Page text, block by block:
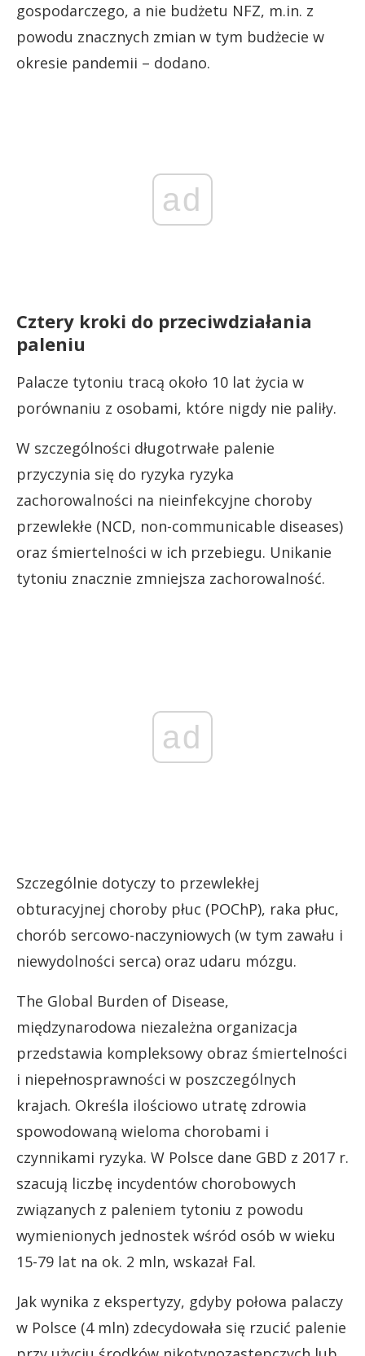
gospodarczego, a nie budżetu NFZ, m.in. z
powodu znacznych zmian w tym budżecie w
okresie pandemii – dodano.
ad
Cztery kroki do przeciwdziałania
paleniu
Palacze tytoniu tracą około 10 lat życia w
porównaniu z osobami, które nigdy nie paliły.
W szczególności długotrwałe palenie
przyczynia się do ryzyka ryzyka
zachorowalności na nieinfekcyjne choroby
przewlekłe (NCD, non-communicable diseases)
oraz śmiertelności w ich przebiegu. Unikanie
tytoniu znacznie zmniejsza zachorowalność.
ad
Szczególnie dotyczy to przewlekłej
obturacyjnej choroby płuc (POChP), raka płuc,
chorób sercowo-naczyniowych (w tym zawału i
niewydolności serca) oraz udaru mózgu.
The Global Burden of Disease,
międzynarodowa niezależna organizacja
przedstawia kompleksowy obraz śmiertelności
i niepełnosprawności w poszczególnych
krajach. Określa ilościowo utratę zdrowia
spowodowaną wieloma chorobami i
czynnikami ryzyka. W Polsce dane GBD z 2017 r.
szacują liczbę incydentów chorobowych
związanych z paleniem tytoniu z powodu
wymienionych jednostek wśród osób w wieku
15-79 lat na ok. 2 mln, wskazał Fal.
Jak wynika z ekspertyzy, gdyby połowa palaczy
w Polsce (4 mln) zdecydowała się rzucić palenie